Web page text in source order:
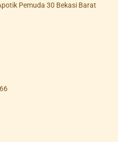
Pemuda 30 Bekasi Barat